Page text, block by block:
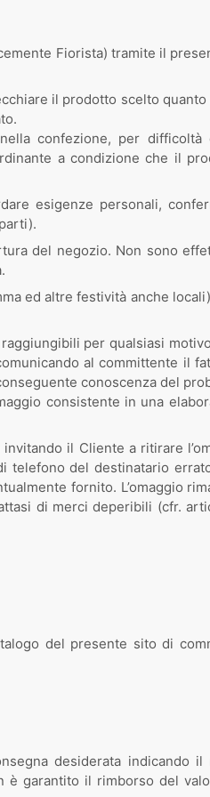
Fiorista) tramite il
il prodotto scelto
confezione, per
a condizione che il
esigenze personali,
del negozio. Non sono
ed altre festività anche
per qualsiasi
al committente il
conoscenza del
consistente in una
il Cliente a ritirare
del destinatario
fornito. L’omaggio
di merci deperibili (cfr.
del presente sito di
desiderata indicando il
è garantito il rimborso del